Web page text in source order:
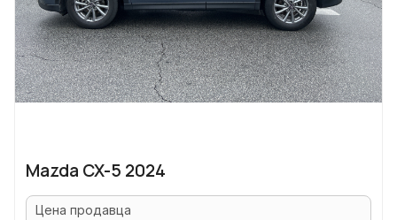
Mazda CX-5 2024
Цена продавца